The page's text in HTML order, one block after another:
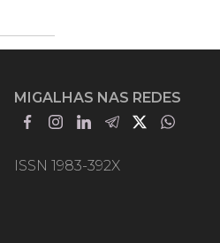
MIGALHAS NAS REDES
ISSN 1983-392X